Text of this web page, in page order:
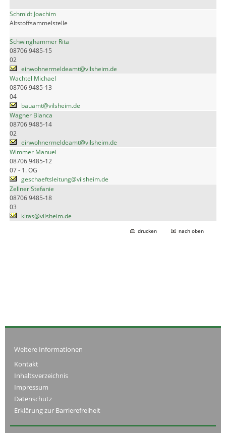
Schmidt Joachim
Altstoffsammelstelle
Schwinghammer Rita
08706 9485-15
02
einwohnermeldeamt@vilsheim.de
Wachtel Michael
08706 9485-13
04
bauamt@vilsheim.de
Wagner Bianca
08706 9485-14
02
einwohnermeldeamt@vilsheim.de
Wimmer Manuel
08706 9485-12
07 - 1. OG
geschaeftsleitung@vilsheim.de
Zellner Stefanie
08706 9485-18
03
kitas@vilsheim.de
drucken nach oben
Weitere Informationen
Kontakt
Inhaltsverzeichnis
Impressum
Datenschutz
Erklärung zur Barrierefreiheit